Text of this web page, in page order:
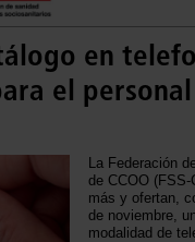
en
el
La Federación
de CCOO
más y ofertan,
de noviembre,
modalidad de